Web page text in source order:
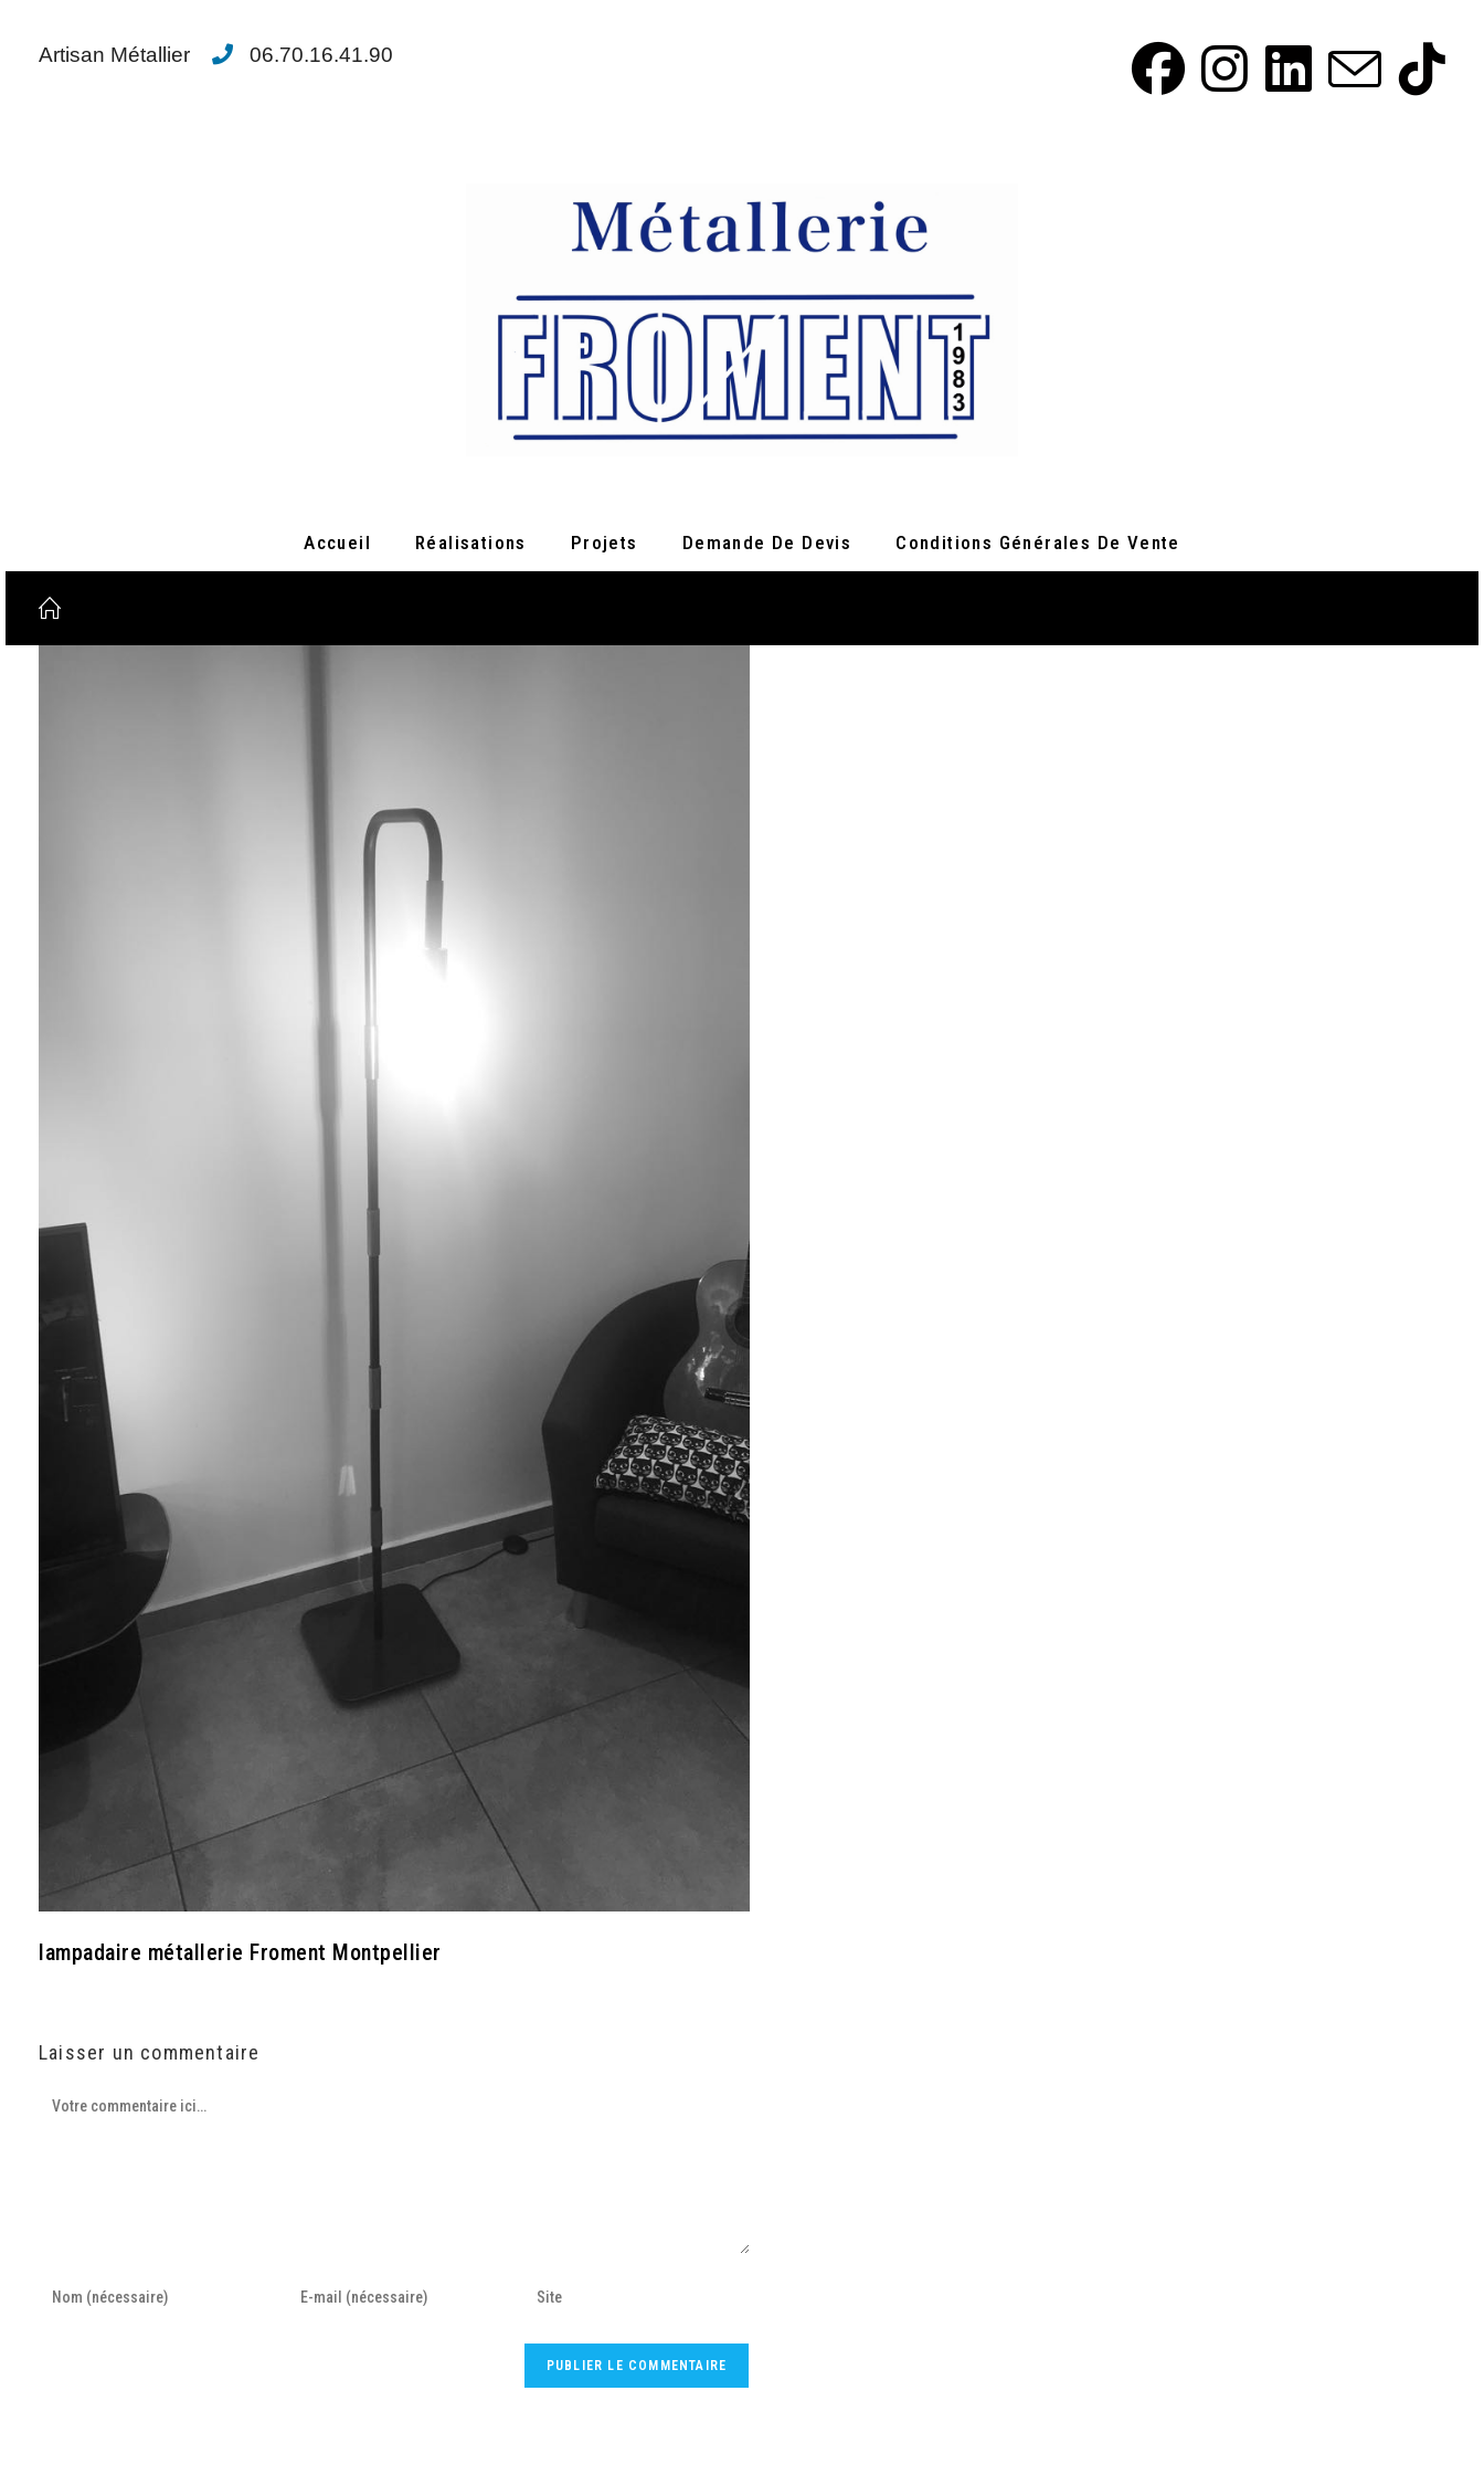
Artisan Métallier 06.70.16.41.90
Accueil Réalisations Projets Demande De Devis Conditions Générales De Vente
lampadaire métallerie Froment Montpellier
Laisser un commentaire